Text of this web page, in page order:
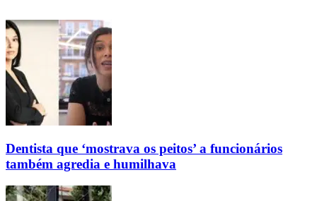
Dentista que ‘mostrava os peitos’ a funcionários
também agredia e humilhava